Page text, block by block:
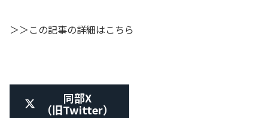
＞＞この記事の詳細はこちら
同部X
（旧Twitter）